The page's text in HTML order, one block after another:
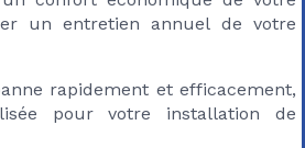
un entretien annuel de votre
rapidement et efficacement,
pour votre installation de